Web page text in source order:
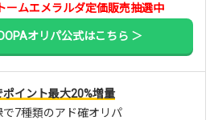
ームエメラルダ定価販売抽選中
DOPAオリパ公式はこちら ＞
ポイント最大20%増量
で7種類のアド確オリパ